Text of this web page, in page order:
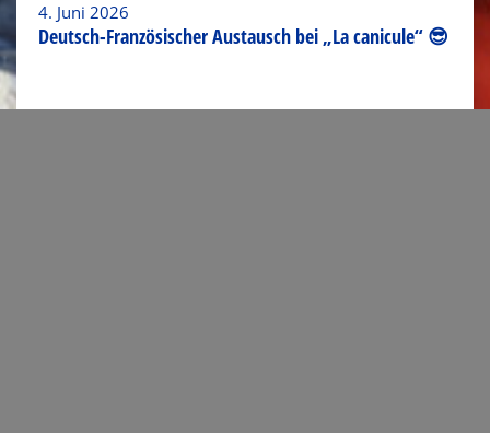
4. Juni 2026
Deutsch-Französischer Austausch bei „La canicule“ 😎